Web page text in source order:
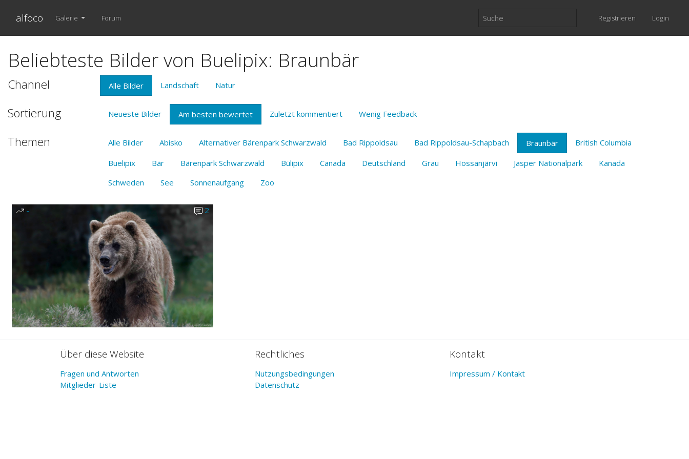
alfoco Galerie Forum Registrieren Login
Beliebteste Bilder von Buelipix: Braunbär
Channel Alle Bilder Landschaft Natur
Sortierung Neueste Bilder Am besten bewertet Zuletzt kommentiert Wenig Feedback
Themen Alle Bilder Abisko Alternativer Bärenpark Schwarzwald Bad Rippoldsau Bad Rippoldsau-Schapbach Braunbär
British Columbia
Buelipix
Bär Bärenpark Schwarzwald Bülipix Canada Deutschland Grau Hossanjärvi Jasper Nationalpark
Kanada
Schweden
See Sonnenaufgang Zoo
- 2
Über diese Website
Fragen und Antworten
Mitglieder-Liste
Rechtliches
Nutzungsbedingungen
Datenschutz
Kontakt
Impressum / Kontakt